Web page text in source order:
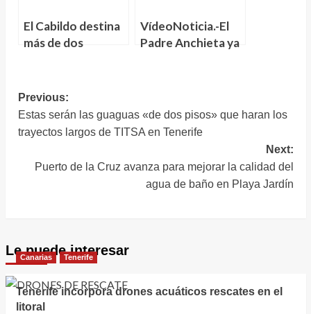
El Cabildo destina
más de dos
para la
restauración de las
zonas afectadas
por el incendio
VídeoNoticia.-El
Padre Anchieta ya
destino y mirando
a La Laguna»
Navegación
de
entradas
Previous:
Estas serán las guaguas «de dos pisos» que haran los
trayectos largos de TITSA en Tenerife
Next:
Puerto de la Cruz avanza para mejorar la calidad del
agua de baño en Playa Jardín
Le puede interesar
Canarias Tenerife
Tenerife incorpora drones acuáticos rescates en el
litoral